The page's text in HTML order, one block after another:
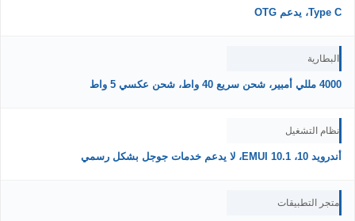
Type C، يدعم OTG
البطارية
4000 مللي أمبير، شحن سريع 40 واط، شحن عكسي 5 واط
نظام التشغيل
أندرويد 10، EMUI 10.1، لا يدعم خدمات جوجل بشكل رسمي
متجر التطبيقات